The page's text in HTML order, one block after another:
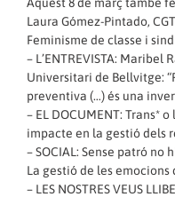
Laura Gómez-Pintado,
Feminisme de classe i
– L’ENTREVISTA:
Universitari de Bellvitge:
preventiva (…) és una
– EL DOCUMENT: Trans*
impacte en la gestió dels
– SOCIAL: Sense patró no
La gestió de les emocions
– LES NOSTRES VEUS